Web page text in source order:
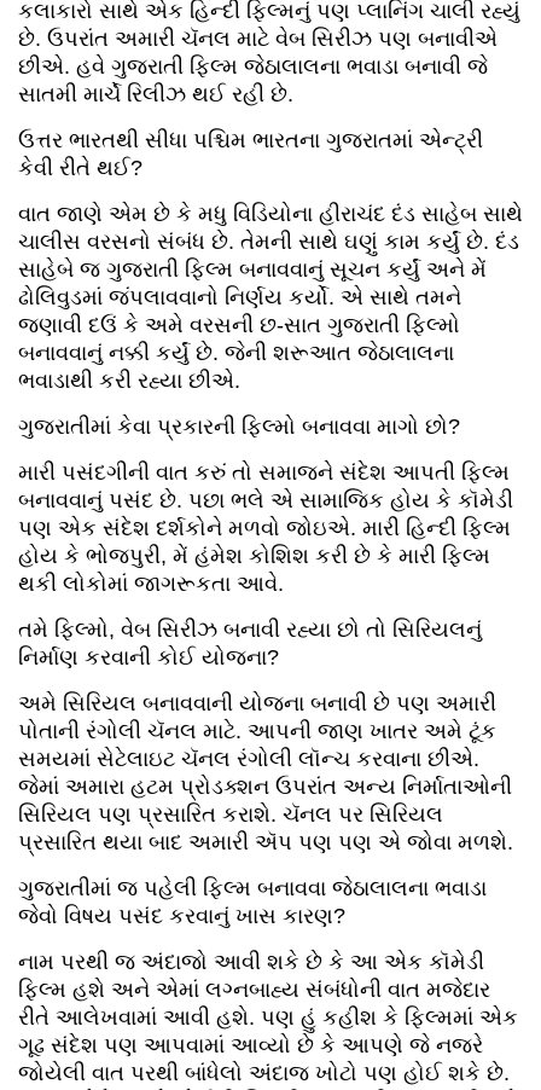
કલાકારો સાથે એક હિન્દી ફિલ્મનું પણ પ્લાનિંગ ચાલી રહ્યું
છે. ઉપરાંત અમારી ચૅનલ માટે વેબ સિરીઝ પણ બનાવીએ
છીએ. હવે ગુજરાતી ફિલ્મ જેઠાલાલના ભવાડા બનાવી જે
સાતમી માર્ચે રિલીઝ થઈ રહી છે.
ઉત્તર ભારતથી સીધા પશ્ચિમ ભારતના ગુજરાતમાં એન્ટ્રી
કેવી રીતે થઈ?
વાત જાણે એમ છે કે મધુ વિડિયોના હીરાચંદ દંડ સાહેબ સાથે
ચાલીસ વરસનો સંબંધ છે. તેમની સાથે ઘણું કામ કર્યું છે. દંડ
સાહેબે જ ગુજરાતી ફિલ્મ બનાવવાનું સૂચન કર્યું અને મેં
ઢોલિવુડમાં જંપલાવવાનો નિર્ણય કર્યો. એ સાથે તમને
જણાવી દઉં કે અમે વરસની છ-સાત ગુજરાતી ફિલ્મો
બનાવવાનું નક્કી કર્યું છે. જેની શરૂઆત જેઠાલાલના
ભવાડાથી કરી રહ્યા છીએ.
ગુજરાતીમાં કેવા પ્રકારની ફિલ્મો બનાવવા માગો છો?
મારી પસંદગીની વાત કરું તો સમાજને સંદેશ આપતી ફિલ્મ
બનાવવાનું પસંદ છે. પછા ભલે એ સામાજિક હોય કે કૉમેડી
પણ એક સંદેશ દર્શકોને મળવો જોઇએ. મારી હિન્દી ફિલ્મ
હોય કે ભોજપુરી, મેં હંમેશ કોશિશ કરી છે કે મારી ફિલ્મ
થકી લોકોમાં જાગરૂકતા આવે.
તમે ફિલ્મો, વેબ સિરીઝ બનાવી રહ્યા છો તો સિરિયલનું
નિર્માણ કરવાની કોઈ યોજના?
અમે સિરિયલ બનાવવાની યોજના બનાવી છે પણ અમારી
પોતાની રંગોલી ચૅનલ માટે. આપની જાણ ખાતર અમે ટૂંક
સમયમાં સેટેલાઇટ ચૅનલ રંગોલી લૉન્ચ કરવાના છીએ.
જેમાં અમારા હટમ પ્રોડક્શન ઉપરાંત અન્ય નિર્માતાઓની
સિરિયલ પણ પ્રસારિત કરાશે. ચૅનલ પર સિરિયલ
પ્રસારિત થયા બાદ અમારી ઍપ પણ પણ એ જોવા મળશે.
ગુજરાતીમાં જ પહેલી ફિલ્મ બનાવવા જેઠાલાલના ભવાડા
જેવો વિષય પસંદ કરવાનું ખાસ કારણ?
નામ પરથી જ અંદાજો આવી શકે છે કે આ એક કૉમેડી
ફિલ્મ હશે અને એમાં લગ્નબાહ્ય સંબંધોની વાત મજેદાર
રીતે આલેખવામાં આવી હશે. પણ હું કહીશ કે ફિલ્મમાં એક
ગૂઢ સંદેશ પણ આપવામાં આવ્યો છે કે આપણે જે નજરે
જોયેલી વાત પરથી બાંધેલો અંદાજ ખોટો પણ હોઈ શકે છે.